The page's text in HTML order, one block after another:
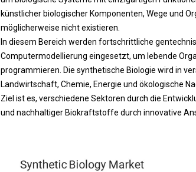
künstlicher biologischer Komponenten, Wege und
möglicherweise nicht existieren.
In diesem Bereich werden fortschrittliche
Computermodellierung eingesetzt, um lebende
programmieren. Die synthetische Biologie wird in
Landwirtschaft, Chemie, Energie und ökologische
Ziel ist es, verschiedene Sektoren durch die
und nachhaltiger Biokraftstoffe durch innovative